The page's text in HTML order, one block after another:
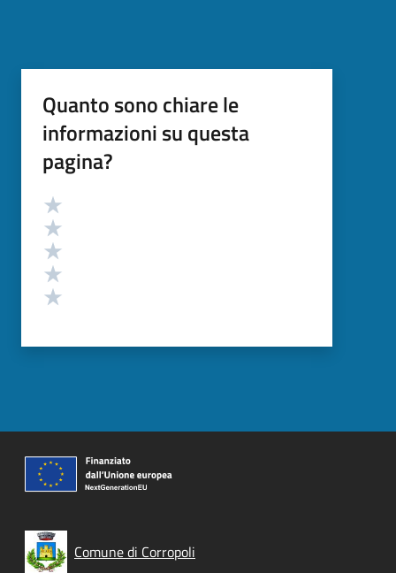
Quanto sono chiare le
informazioni su questa
pagina?
Valutazione
Comune di Corropoli